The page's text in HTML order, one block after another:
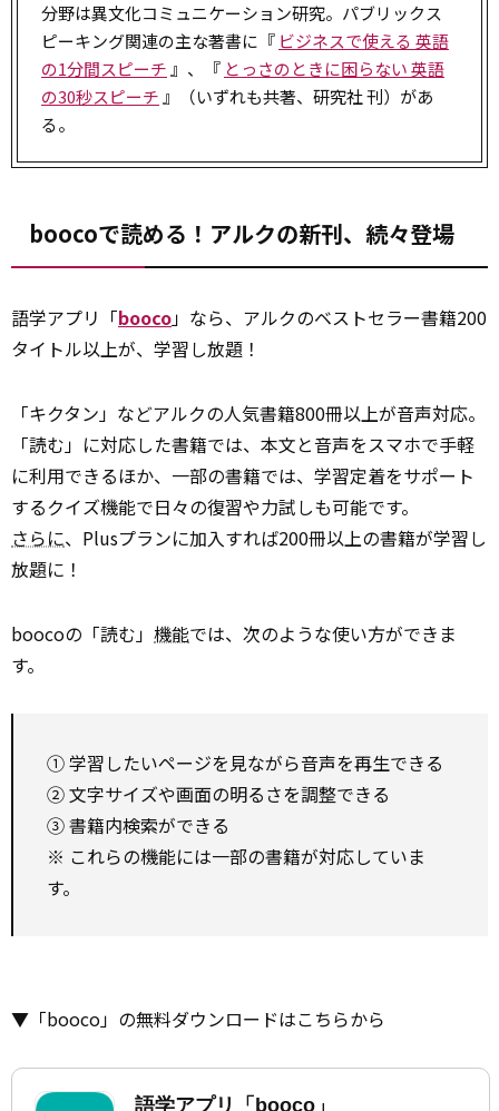
分野は異文化コミュニケーション研究。パブリックス
ピーキング関連の主な著書に『 ビジネスで使える 英語
の1分間スピーチ 』、『 とっさのときに困らない 英語
の30秒スピーチ 』（いずれも共著、研究社 刊）があ
る。
boocoで読める！アルクの新刊、続々登場
語学アプリ「booco」なら、アルクのベストセラー書籍200
タイトル以上が、学習し放題！
「キクタン」などアルクの人気書籍800冊以上が音声対応。
「読む」に対応した書籍では、本文と音声をスマホで手軽
に利用できるほか、一部の書籍では、学習定着をサポート
するクイズ機能で日々の復習や力試しも可能です。
さらに、Plusプランに加入すれば200冊以上の書籍が学習し
放題に！
boocoの「読む」 機能では、次のような使い方ができま
す。
① 学習したいページを見ながら音声を再生できる
② 文字サイズや画面の明るさを調整できる
③ 書籍内検索ができる
※ これらの機能には一部の書籍が対応していま
す。
▼「booco」の無料ダウンロードはこちらから